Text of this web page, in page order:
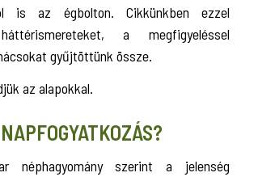
is az égbolton. Cikkünkben ezzel
a megfigyeléssel
gyűjtöttünk össze.
az alapokkal.
néphagyomány szerint a jelenség